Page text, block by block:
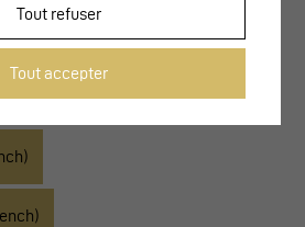
Tout refuser
Tout accepter